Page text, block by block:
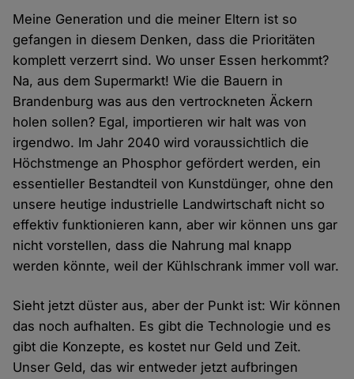
Meine Generation und die meiner Eltern ist so
gefangen in diesem Denken, dass die Prioritäten
komplett verzerrt sind. Wo unser Essen herkommt?
Na, aus dem Supermarkt! Wie die Bauern in
Brandenburg was aus den vertrockneten Äckern
holen sollen? Egal, importieren wir halt was von
irgendwo. Im Jahr 2040 wird voraussichtlich die
Höchstmenge an Phosphor gefördert werden, ein
essentieller Bestandteil von Kunstdünger, ohne den
unsere heutige industrielle Landwirtschaft nicht so
effektiv funktionieren kann, aber wir können uns gar
nicht vorstellen, dass die Nahrung mal knapp
werden könnte, weil der Kühlschrank immer voll war.
Sieht jetzt düster aus, aber der Punkt ist: Wir können
das noch aufhalten. Es gibt die Technologie und es
gibt die Konzepte, es kostet nur Geld und Zeit.
Unser Geld, das wir entweder jetzt aufbringen